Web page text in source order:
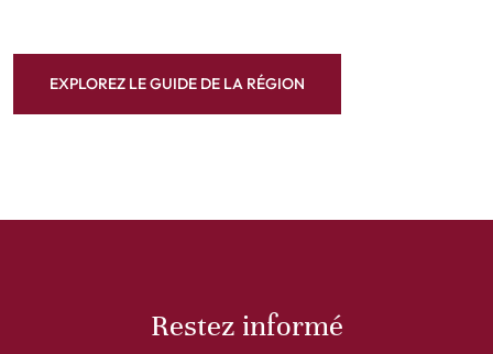
EXPLOREZ LE GUIDE DE LA RÉGION
Restez informé